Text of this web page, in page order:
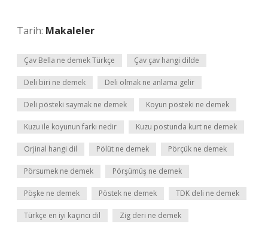
Tarih: Makaleler
Çav Bella ne demek Türkçe Çav çav hangi dilde
Deli biri ne demek Deli olmak ne anlama gelir
Deli pösteki saymak ne demek Koyun pösteki ne demek
Kuzu ile koyunun farkı nedir Kuzu postunda kurt ne demek
Orjinal hangi dil Pölüt ne demek Pörçük ne demek
Pörsumek ne demek Pörşümüş ne demek
Pöşke ne demek Pöstek ne demek TDK deli ne demek
Türkçe en iyi kaçıncı dil Zig deri ne demek